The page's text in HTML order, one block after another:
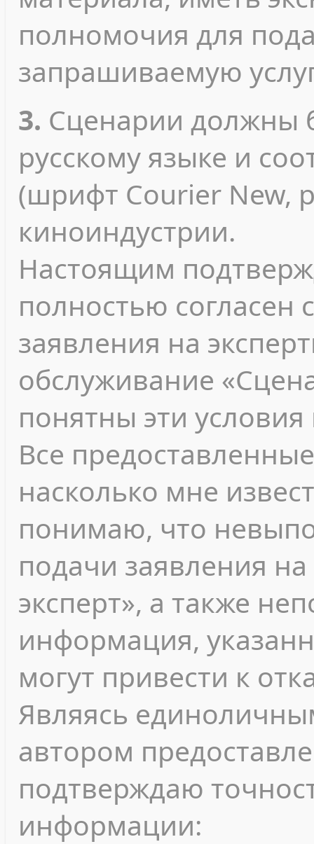
полномочия для
запрашиваемую
3. Сценарии должны
русскому языке и
(шрифт Courier New,
киноиндустрии.
Настоящим
полностью согласен
заявления на
обслуживание
понятны эти
Все
насколько мне
понимаю, что
подачи заявления
эксперт», а также
информация,
могут привести к
Являясь
автором
подтверждаю
информации: